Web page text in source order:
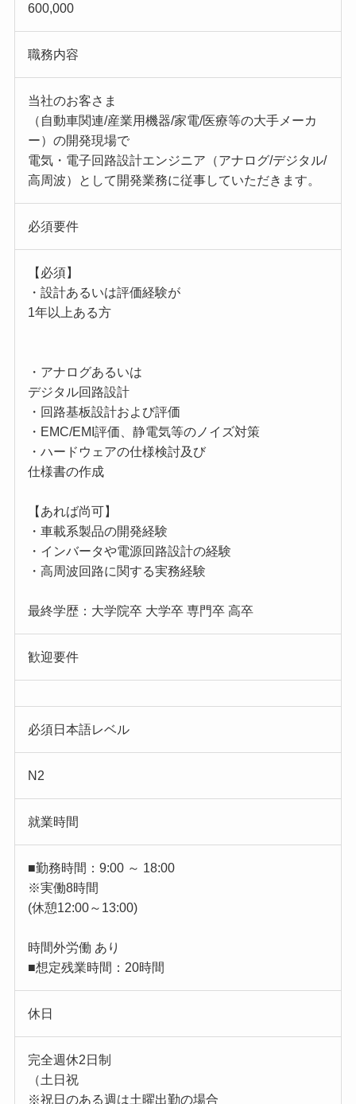
600,000
職務内容
当社のお客さま
（自動車関連/産業用機器/家電/医療等の大手メーカ
ー）の開発現場で
電気・電子回路設計エンジニア（アナログ/デジタル/
高周波）として開発業務に従事していただきます。
必須要件
【必須】
・設計あるいは評価経験が
1年以上ある方
・アナログあるいは
デジタル回路設計
・回路基板設計および評価
・EMC/EMI評価、静電気等のノイズ対策
・ハードウェアの仕様検討及び
仕様書の作成
【あれば尚可】
・車載系製品の開発経験
・インバータや電源回路設計の経験
・高周波回路に関する実務経験
最終学歴：大学院卒 大学卒 専門卒 高卒
歓迎要件
必須日本語レベル
N2
就業時間
■勤務時間：9:00 ～ 18:00
※実働8時間
(休憩12:00～13:00)
時間外労働 あり
■想定残業時間：20時間
休日
完全週休2日制
（土日祝
※祝日のある週は土曜出勤の場合